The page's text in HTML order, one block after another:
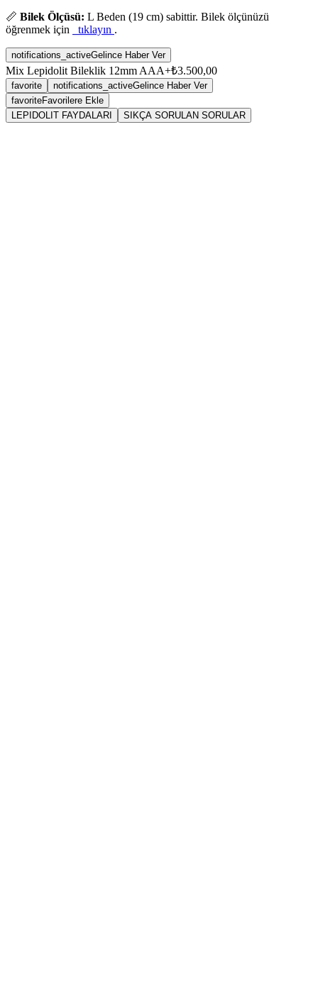
📏 Bilek Ölçüsü: L Beden (19 cm) sabittir. Bilek ölçünüzü
öğrenmek için
tıklayın .
notifications_activeGelince Haber Ver
Mix Lepidolit Bileklik 12mm AAA+₺3.500,00
favorite notifications_activeGelince Haber Ver
favoriteFavorilere Ekle
LEPIDOLIT FAYDALARI
SIKÇA SORULAN SORULAR